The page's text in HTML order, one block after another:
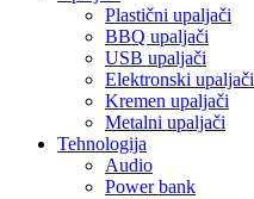
Plastični upaljači
BBQ upaljači
USB upaljači
Elektronski upaljači
Kremen upaljači
Metalni upaljači
Tehnologija
Audio
Power bank